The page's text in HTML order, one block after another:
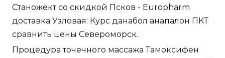
Станожект со скидкой Псков - Europharm
доставка Узловая: Курс данабол анапалон ПКТ
сравнить цены Североморск.
Процедура точечного массажа Тамоксифен